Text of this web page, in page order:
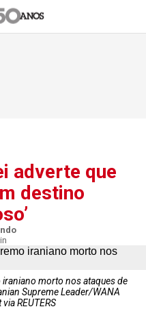
adverte que
destino
morto nos ataques de
Supreme Leader/WANA
REUTERS